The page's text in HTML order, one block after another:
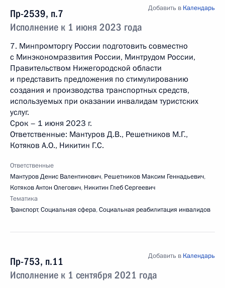
Пр-2539, п.7
Исполнение к 1 июня 2023 года
Добавить в Календарь
7. Минпромторгу России подготовить совместно
с Минэкономразвития России, Минтрудом России,
Правительством Нижегородской области
и представить предложения по стимулированию
создания и производства транспортных средств,
используемых при оказании инвалидам туристских
услуг.
Срок – 1 июня 2023 г.
Ответственные: Мантуров Д.В., Решетников М.Г.,
Котяков А.О., Никитин Г.С.
Ответственные
Мантуров Денис Валентинович, Решетников Максим Геннадьевич,
Котяков Антон Олегович, Никитин Глеб Сергеевич
Тематика
Транспорт,Социальная сфера,Социальная реабилитация инвалидов
Пр-753, п.11
Исполнение к 1 сентября 2021 года
Добавить в Календарь